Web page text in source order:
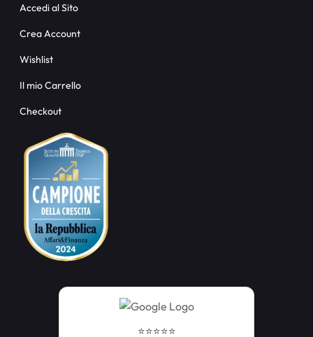
Accedi al Sito
Crea Account
Wishlist
Il mio Carrello
Checkout
⭐️⭐️⭐️⭐️⭐️